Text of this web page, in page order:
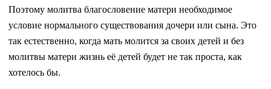
Поэтому молитва благословение матери необходимое
условие нормального существования дочери или сына. Это
так естественно, когда мать молится за своих детей и без
молитвы матери жизнь её детей будет не так проста, как
хотелось бы.